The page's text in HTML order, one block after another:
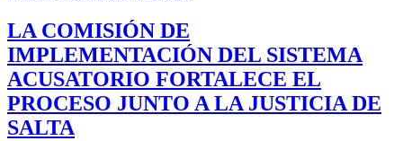
LA COMISIÓN DE
IMPLEMENTACIÓN DEL SISTEMA
ACUSATORIO FORTALECE EL
PROCESO JUNTO A LA JUSTICIA DE
SALTA